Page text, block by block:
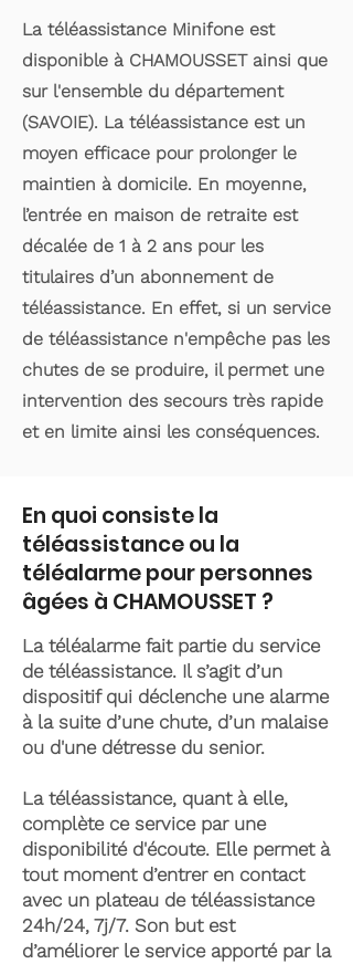
La téléassistance Minifone est
disponible à CHAMOUSSET ainsi que
sur l'ensemble du département
(SAVOIE). La téléassistance est un
moyen efficace pour prolonger le
maintien à domicile. En moyenne,
l’entrée en maison de retraite est
décalée de 1 à 2 ans pour les
titulaires d’un abonnement de
téléassistance. En effet, si un service
de téléassistance n'empêche pas les
chutes de se produire, il permet une
intervention des secours très rapide
et en limite ainsi les conséquences.
En quoi consiste la
téléassistance ou la
téléalarme pour personnes
âgées à CHAMOUSSET ?
La téléalarme fait partie du service
de téléassistance. Il s’agit d’un
dispositif qui déclenche une alarme
à la suite d’une chute, d’un malaise
ou d'une détresse du senior.
La téléassistance, quant à elle,
complète ce service par une
disponibilité d'écoute. Elle permet à
tout moment d’entrer en contact
avec un plateau de téléassistance
24h/24, 7j/7. Son but est
d’améliorer le service apporté par la